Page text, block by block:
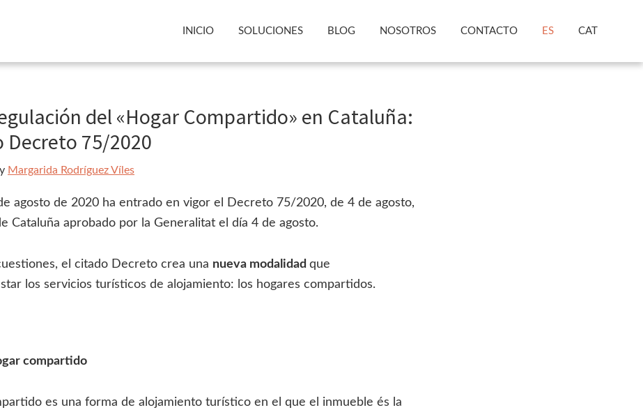
INICIO SOLUCIONES BLOG NOSOTROS CONTACTO ES CAT
del «Hogar Compartido» en Cataluña:
Decreto 75/2020
Margarida Rodríguez Víles
agosto de 2020 ha entrado en vigor el Decreto 75/2020, de 4 de agosto,
Cataluña aprobado por la Generalitat el día 4 de agosto.
el citado Decreto crea una nueva modalidad que
los servicios turísticos de alojamiento: los hogares compartidos.
compartido
es una forma de alojamiento turístico en el que el inmueble és la